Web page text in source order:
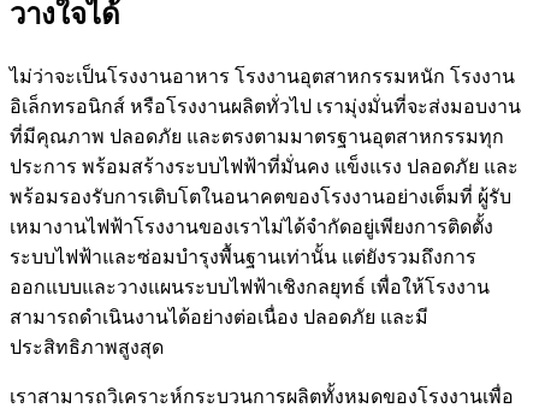
วางใจได้
ไม่ว่าจะเป็นโรงงานอาหาร โรงงานอุตสาหกรรมหนัก โรงงาน
อิเล็กทรอนิกส์ หรือโรงงานผลิตทั่วไป เรามุ่งมั่นที่จะส่งมอบงาน
ที่มีคุณภาพ ปลอดภัย และตรงตามมาตรฐานอุตสาหกรรมทุก
ประการ พร้อมสร้างระบบไฟฟ้าที่มั่นคง แข็งแรง ปลอดภัย และ
พร้อมรองรับการเติบโตในอนาคตของโรงงานอย่างเต็มที่ ผู้รับ
เหมางานไฟฟ้าโรงงานของเราไม่ได้จำกัดอยู่เพียงการติดตั้ง
ระบบไฟฟ้าและซ่อมบำรุงพื้นฐานเท่านั้น แต่ยังรวมถึงการ
ออกแบบและวางแผนระบบไฟฟ้าเชิงกลยุทธ์ เพื่อให้โรงงาน
สามารถดำเนินงานได้อย่างต่อเนื่อง ปลอดภัย และมี
ประสิทธิภาพสูงสุด
เราสามารถวิเคราะห์กระบวนการผลิตทั้งหมดของโรงงานเพื่อ